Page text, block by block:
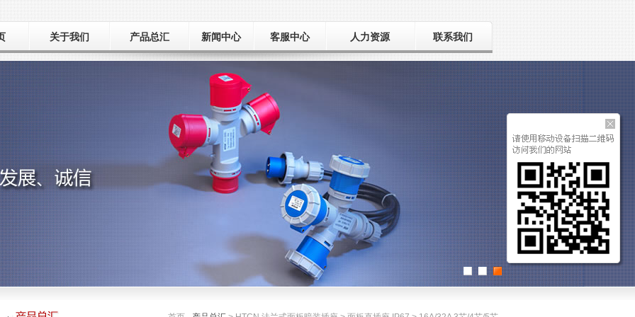
关于我们 产品总汇 新闻中心 客服中心 人力资源 联系我们
公司简介
工厂巡礼
新品推荐
产品总汇
新闻动态
展会信息
荣誉资质
样本下载
常见问题
用人之道
招聘人才
毛遂自荐